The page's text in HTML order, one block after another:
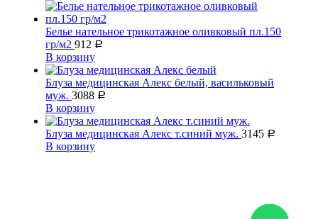
Белье нательное трикотажное оливковый пл.150
гр/м2 912 Р
В корзину
Блуза медицинская Алекс белый, васильковый
муж. 3088 Р
В корзину
Блуза медицинская Алекс т.синий муж. 3145 Р
В корзину